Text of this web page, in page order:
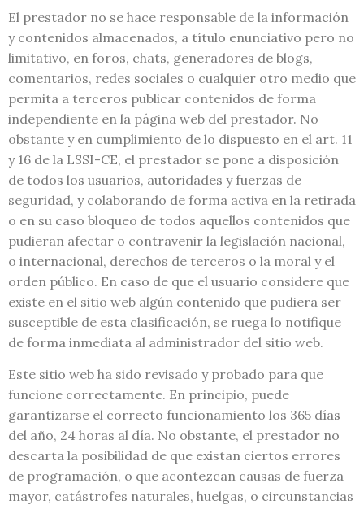
El prestador no se hace responsable de la información
y contenidos almacenados, a título enunciativo pero no
limitativo, en foros, chats, generadores de blogs,
comentarios, redes sociales o cualquier otro medio que
permita a terceros publicar contenidos de forma
independiente en la página web del prestador. No
obstante y en cumplimiento de lo dispuesto en el art. 11
y 16 de la LSSI-CE, el prestador se pone a disposición
de todos los usuarios, autoridades y fuerzas de
seguridad, y colaborando de forma activa en la retirada
o en su caso bloqueo de todos aquellos contenidos que
pudieran afectar o contravenir la legislación nacional,
o internacional, derechos de terceros o la moral y el
orden público. En caso de que el usuario considere que
existe en el sitio web algún contenido que pudiera ser
susceptible de esta clasificación, se ruega lo notifique
de forma inmediata al administrador del sitio web.
Este sitio web ha sido revisado y probado para que
funcione correctamente. En principio, puede
garantizarse el correcto funcionamiento los 365 días
del año, 24 horas al día. No obstante, el prestador no
descarta la posibilidad de que existan ciertos errores
de programación, o que acontezcan causas de fuerza
mayor, catástrofes naturales, huelgas, o circunstancias